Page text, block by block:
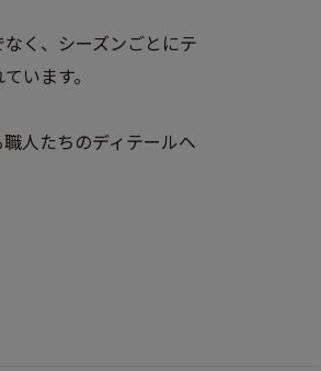
く、シーズンごとにテ
います。
人たちのディテールへ